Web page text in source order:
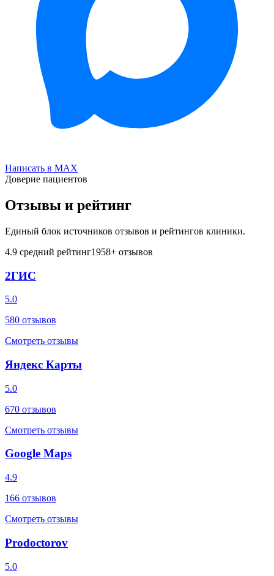
Написать в MAX
Доверие пациентов
Отзывы и рейтинг
Единый блок источников отзывов и рейтингов клиники.
4.9 средний рейтинг1958+ отзывов
2ГИС
5.0
580 отзывов
Смотреть отзывы
Яндекс Карты
5.0
670 отзывов
Смотреть отзывы
Google Maps
4.9
166 отзывов
Смотреть отзывы
Prodoctorov
5.0